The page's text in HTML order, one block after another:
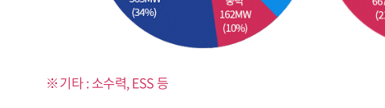
기타 : 소수력, ESS 등